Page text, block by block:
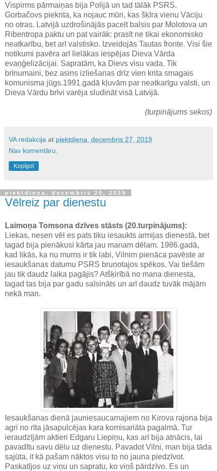
Vispirms pārmaiņas bija Polijā un tad tālāk PSRS.
Gorbačovs piekrita, ka nojauc mūri, kas šķīra vienu Vāciju
no otras. Latvijā uzdrošinājās pacelt balsis par Molotova un
Ribentropa paktu un pat vairāk: prasīt ne tikai ekonomisko
neatkarību, bet arī valstisko. Izveidojās Tautas fronte. Visi šie
notikumi pavēra arī lielākas iespējas Dieva Vārda
evaņģelizācijai. Sapratām, ka Dievs visu vada. Tik
brīnumaini, bez asins izliešanas drīz vien krita smagais
komunisma jūgs.1991.gadā kļuvām par neatkarīgu valsti, un
Dieva Vārdu brīvi varēja sludināt visā Latvijā.
(turpinājums sekos)
VA redakcija at piektdiena, decembris 27, 2019
Nav komentāru:
Kopīgot
piektdiena, decembris 20, 2019
Vēlreiz par dienestu
Laimoņa Tomsona dzīves stāsts (20.turpinājums):
Liekas, nesen vēl es pats tiku iesaukts armijas dienestā, bet
tagad bija pienākusi kārta jau manam dēlam. 1986.gadā,
kad likās, ka nu mums ir tik labi, Vilnim pienāca pavēste ar
iesaukšanas datumu PSRS bruņotajos spēkos. Vai tiešām
jau tik daudz laika pagājis? Atšķirībā no mana dienesta,
tagad tas bija par gadu saīsināts un arī daudz tuvāk mājām
nekā man.
Iesaukšanas dienā jauniesaucamajiem no Kirova rajona bija
agri no rīta jāsapulcējas kara komisariāta pagalmā. Tur
ieraudzījām aktieri Edgaru Liepiņu, kas arī bija atnācis, lai
pavadītu savu dēlu uz dienestu. Pavadot Vilni, man bija tāda
sajūta, it kā pašam nāktos visu to no jauna piedzīvot.
Paskatījos uz viņu un sapratu, ko viņš pārdzīvo. Es un